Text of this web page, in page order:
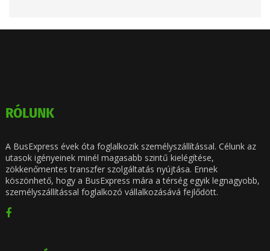
RÓLUNK
A BusExpress évek óta foglalkozik személyszállítással. Célunk az
utasok igényeinek minél magasabb szintű kielégítése,
zökkenőmentes transzfer szolgáltatás nyújtása. Ennek
köszönhető, hogy a BusExpress mára a térség egyik legnagyobb,
személyszállítással foglalkozó vállalkozásává fejlődött.